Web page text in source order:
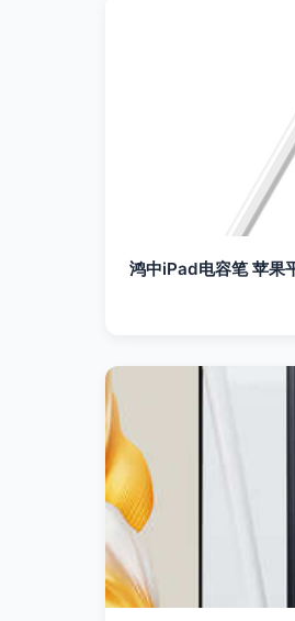
鸿中iPad电容笔 苹果